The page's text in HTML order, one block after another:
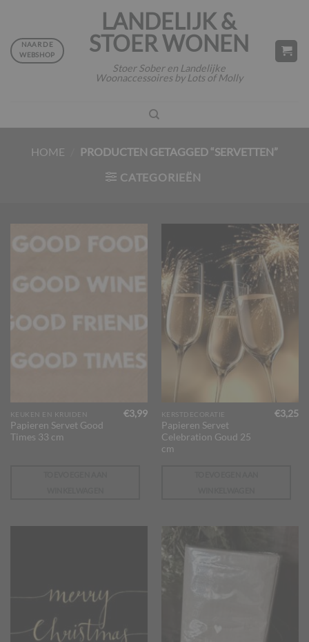
inhoud
LANDELIJK &
STOER WONEN
Stoer Sober en Landelijke
Woonaccessoires by Lots of Molly
NAAR DE
WEBSHOP
HOME
PRODUCTEN GETAGGED “SERVETTEN”
CATEGORIEËN
KEUKEN EN KRUIDEN
Papieren Servet Good
Times 33 cm
€3,99 KERSTDECORATIE
Papieren Servet
Celebration Goud 25
cm
€3,25